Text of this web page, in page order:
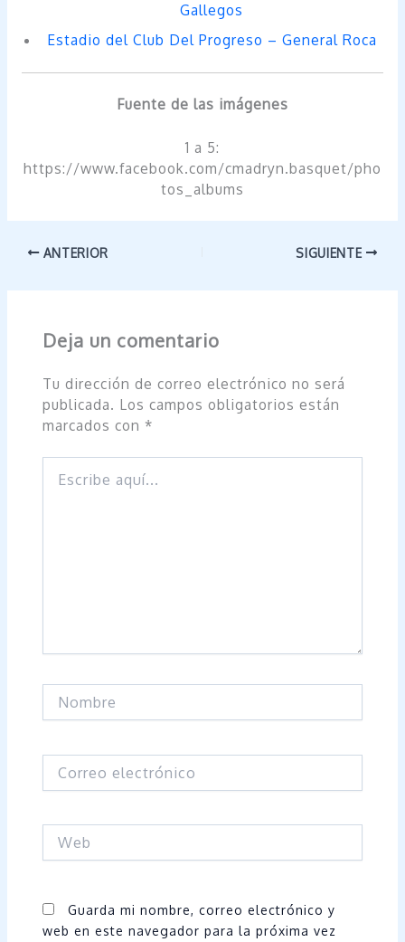
Gallegos
Estadio del Club Del Progreso – General Roca
Fuente de las imágenes
1 a 5:
https://www.facebook.com/cmadryn.basquet/pho
tos_albums
ANTERIOR SIGUIENTE
Deja un comentario
Tu dirección de correo electrónico no será
publicada. Los campos obligatorios están
marcados con *
aquí...
electrónico
Guarda mi nombre, correo electrónico y
web en este navegador para la próxima vez